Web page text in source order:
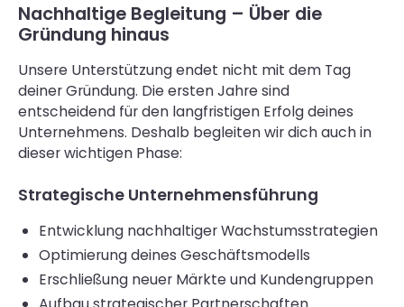
Nachhaltige Begleitung – Über die
Gründung hinaus
Unsere Unterstützung endet nicht mit dem Tag
deiner Gründung. Die ersten Jahre sind
entscheidend für den langfristigen Erfolg deines
Unternehmens. Deshalb begleiten wir dich auch in
dieser wichtigen Phase:
Strategische Unternehmensführung
Entwicklung nachhaltiger Wachstumsstrategien
Optimierung deines Geschäftsmodells
Erschließung neuer Märkte und Kundengruppen